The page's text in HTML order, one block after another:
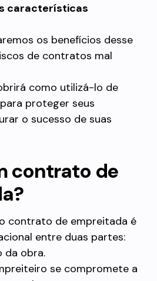
características
os benefícios desse
de contratos mal
como utilizá-lo de
proteger seus
o sucesso de suas
contrato de
contrato de empreitada é
entre duas partes:
da obra.
se compromete a